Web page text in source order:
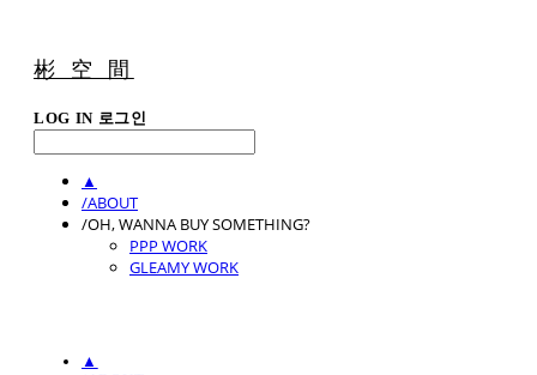
彬 空 間
LOG IN 로그인
▲
/ABOUT
/OH, WANNA BUY SOMETHING?
PPP WORK
GLEAMY WORK
▲